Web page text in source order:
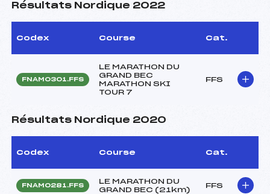
Résultats Nordique 2022
Codex Course Cat.
FNAM0301.FFS
LE MARATHON DU
GRAND BEC
MARATHON SKI
TOUR 7
FFS
Résultats Nordique 2020
Codex Course Cat.
FNAM0281.FFS
LE MARATHON DU
GRAND BEC (21km)
FFS